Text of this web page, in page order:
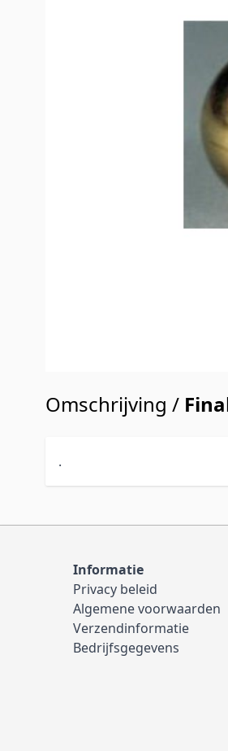
Omschrijving /
.
Informatie
Privacy beleid
Algemene voorwaarden
Verzendinformatie
Bedrijfsgegevens